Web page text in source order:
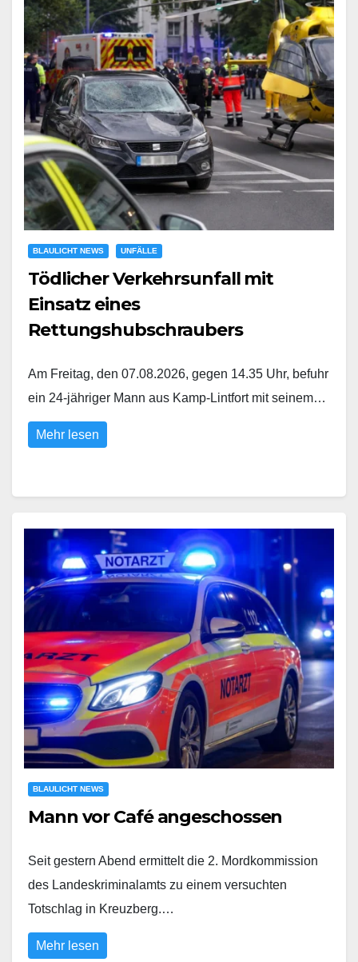
BLAULICHT NEWS UNFÄLLE
Tödlicher Verkehrsunfall mit
Einsatz eines
Rettungshubschraubers
Am Freitag, den 07.08.2026, gegen 14.35 Uhr, befuhr
ein 24-jähriger Mann aus Kamp-Lintfort mit seinem…
Mehr lesen
BLAULICHT NEWS
Mann vor Café angeschossen
Seit gestern Abend ermittelt die 2. Mordkommission
des Landeskriminalamts zu einem versuchten
Totschlag in Kreuzberg.…
Mehr lesen